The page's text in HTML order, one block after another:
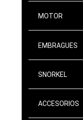
MOTOR
EMBRAGUES
SNORKEL
ACCESORIOS